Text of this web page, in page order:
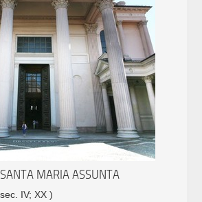
MARIA ASSUNTA
IV; XX )